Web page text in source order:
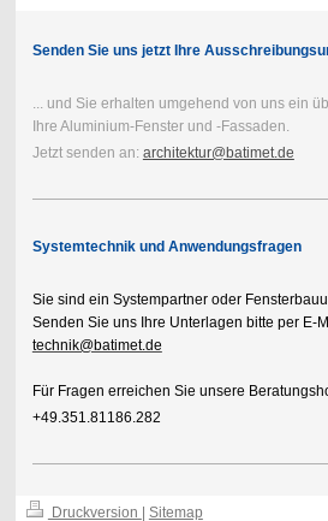
Senden Sie uns jetzt Ihre
... und Sie erhalten umgehend von uns ein
Ihre Aluminium-Fenster und -Fassaden.
Jetzt senden an: architektur@batimet.de
Systemtechnik und Anwendungsfragen
Sie sind ein Systempartner oder
Senden Sie uns Ihre Unterlagen bitte per E-
technik@batimet.de
Für Fragen erreichen Sie unsere
+49.351.81186.282
Druckversion Sitemap